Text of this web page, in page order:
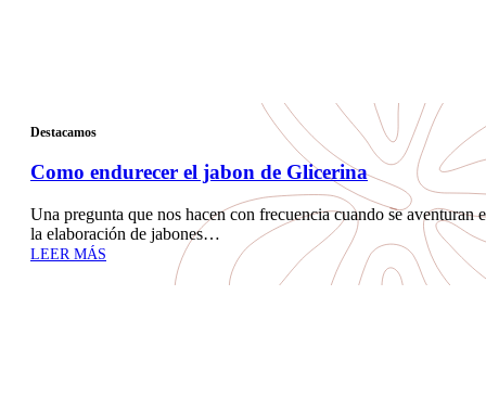
Destacamos
Como endurecer el jabon de Glicerina
Una pregunta que nos hacen con frecuencia cuando se aventuran
la elaboración de jabones…
LEER MÁS